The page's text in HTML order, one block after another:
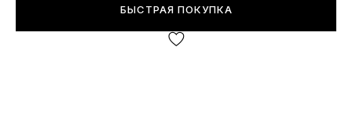
БЫСТРАЯ ПОКУПКА